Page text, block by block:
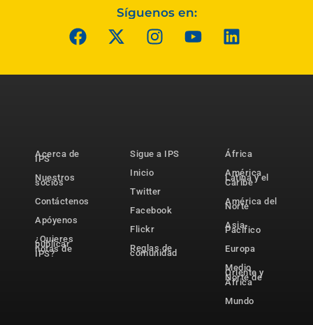
Síguenos en:
Acerca de
IPS
Nuestros
socios
Contáctenos
Apóyenos
¿Quieres
publicar
notas de
IPS?
Sigue a IPS
Inicio
Twitter
Facebook
Flickr
Reglas de
comunidad
África
América
Latina y el
Caribe
América del
Norte
Asia-
Pacífico
Europa
Medio
Oriente y
Norte de
África
Mundo